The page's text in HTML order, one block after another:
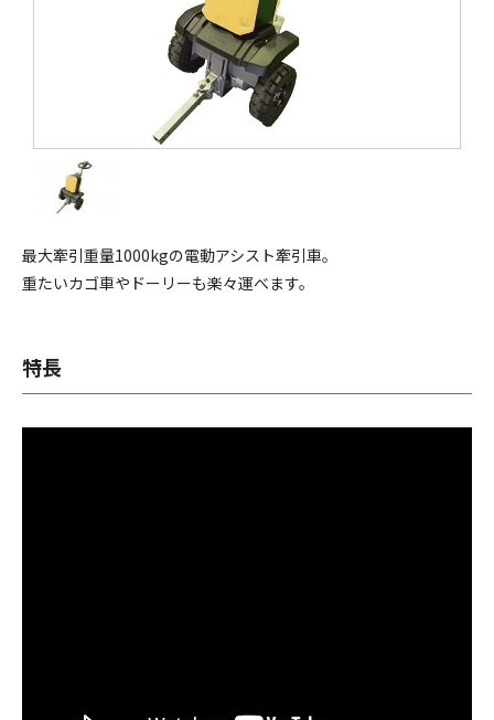
採用情報
最大牽引重量1000kgの電動アシスト牽引車。
重たいカゴ車やドーリーも楽々運べます。
特長